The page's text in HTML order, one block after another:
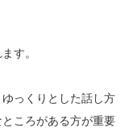
す。
っくりとした話し方
ころがある方が重要